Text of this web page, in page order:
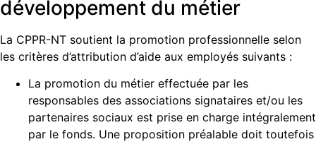
développement du métier
La CPPR-NT soutient la promotion professionnelle selon
les critères d’attribution d’aide aux employés suivants :
La promotion du métier effectuée par les
responsables des associations signataires et/ou les
partenaires sociaux est prise en charge intégralement
par le fonds. Une proposition préalable doit toutefois